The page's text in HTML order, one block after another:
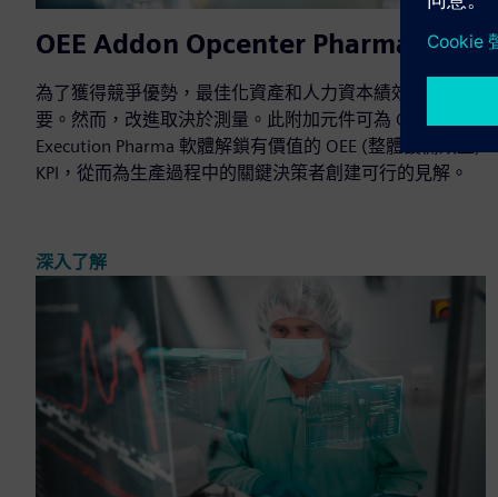
OEE Addon Opcenter Pharma
為了獲得競爭優勢，最佳化資產和人力資本績效至關重
要。然而，改進取決於測量。此附加元件可為 Opcenter
Execution Pharma 軟體解鎖有價值的 OEE (整體設備效益)
KPI，從而為生產過程中的關鍵決策者創建可行的見解。
深入了解